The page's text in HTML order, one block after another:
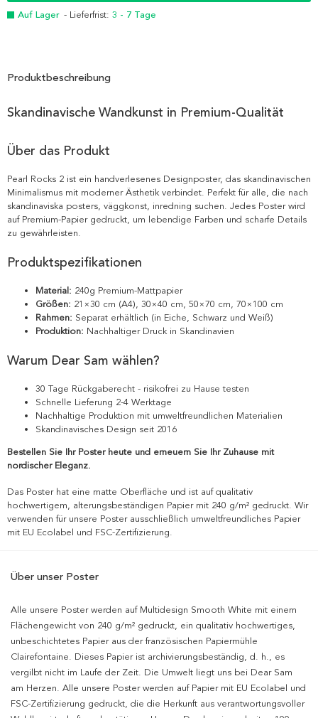
Auf Lager - Lieferfrist: 3 - 7 Tage
Produktbeschreibung
Skandinavische Wandkunst in Premium-Qualität
Über das Produkt
Pearl Rocks 2 ist ein handverlesenes Designposter, das skandinavischen
Minimalismus mit moderner Ästhetik verbindet. Perfekt für alle, die nach
skandinaviska posters, väggkonst, inredning suchen. Jedes Poster wird
auf Premium-Papier gedruckt, um lebendige Farben und scharfe Details
zu gewährleisten.
Produktspezifikationen
Material: 240g Premium-Mattpapier
Größen: 21×30 cm (A4), 30×40 cm, 50×70 cm, 70×100 cm
Rahmen: Separat erhältlich (in Eiche, Schwarz und Weiß)
Produktion: Nachhaltiger Druck in Skandinavien
Warum Dear Sam wählen?
30 Tage Rückgaberecht - risikofrei zu Hause testen
Schnelle Lieferung 2-4 Werktage
Nachhaltige Produktion mit umweltfreundlichen Materialien
Skandinavisches Design seit 2016
Bestellen Sie Ihr Poster heute und erneuern Sie Ihr Zuhause mit
nordischer Eleganz.
Das Poster hat eine matte Oberfläche und ist auf qualitativ
hochwertigem, alterungsbeständigen Papier mit 240 g/m² gedruckt. Wir
verwenden für unsere Poster ausschließlich umweltfreundliches Papier
mit EU Ecolabel und FSC-Zertifizierung.
Über unser Poster
Alle unsere Poster werden auf Multidesign Smooth White mit einem
Flächengewicht von 240 g/m² gedruckt, ein qualitativ hochwertiges,
unbeschichtetes Papier aus der französischen Papiermühle
Clairefontaine. Dieses Papier ist archivierungsbeständig, d. h., es
vergilbt nicht im Laufe der Zeit. Die Umwelt liegt uns bei Dear Sam
am Herzen. Alle unsere Poster werden auf Papier mit EU Ecolabel und
FSC-Zertifizierung gedruckt, die die Herkunft aus verantwortungsvoller